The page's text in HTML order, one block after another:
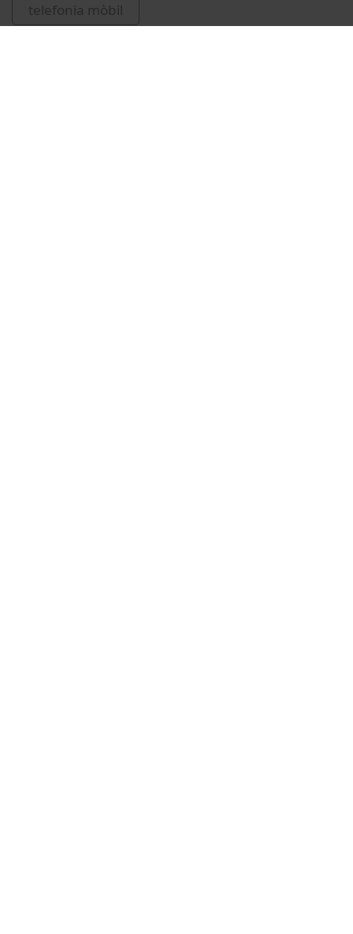
telefonia mòbil